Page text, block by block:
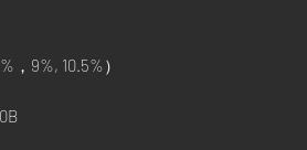
9%, 10.5%）